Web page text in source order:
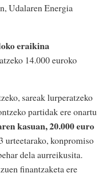
Udalaren Energia
eraikina
14.000 euroko
sareak lurperatzeko
partidak ere onartu
kasuan, 20.000 euro
urteetarako, konpromiso
dela aurreikusita.
finantzaketa ere